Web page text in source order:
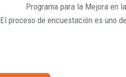
Programa para la Mejora en
El proceso de encuestación es uno